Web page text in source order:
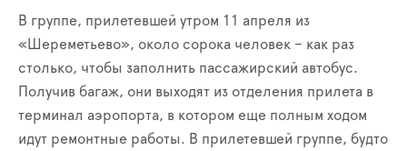
В группе, прилетевшей утром 11 апреля из
«Шереметьево», около сорока человек – как раз
столько, чтобы заполнить пассажирский автобус.
Получив багаж, они выходят из отделения прилета в
терминал аэропорта, в котором еще полным ходом
идут ремонтные работы. В прилетевшей группе, будто